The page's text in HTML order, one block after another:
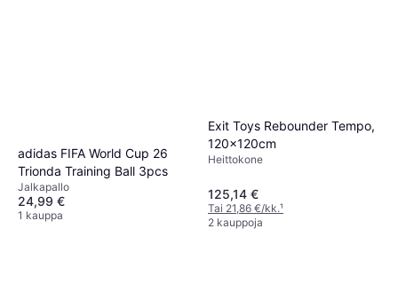
adidas FIFA World Cup 26
Trionda Training Ball 3pcs
Jalkapallo
24,99 €
1 kauppa
Exit Toys Rebounder Tempo,
120x120cm
Heittokone
125,14 €
Tai 21,86 €/kk.¹
2 kauppoja